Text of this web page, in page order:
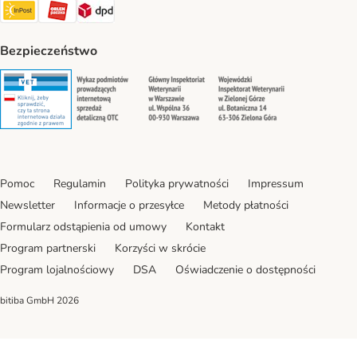
InPost Shipping Method
ORLEN Paczka. Shipping Method
DPD Shipping Method
Bezpieczeństwo
Security Security Security
Pomoc Regulamin Polityka prywatności
Impressum
Newsletter
Informacje o przesyłce
Metody płatności
Formularz odstąpienia od umowy
Kontakt
Program partnerski
Korzyści w skrócie
Program lojalnościowy
DSA Oświadczenie o dostępności
bitiba GmbH 2026